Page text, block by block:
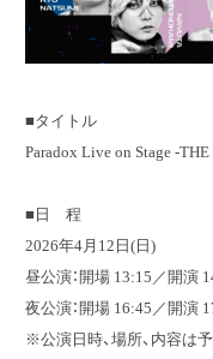
■タイトル
Paradox Live on Stage -
■日 程
2026年4月12日(日)
昼公演：開場 13:15／開演
夜公演：開場 16:45／開演
※公演日時、場所、内容は